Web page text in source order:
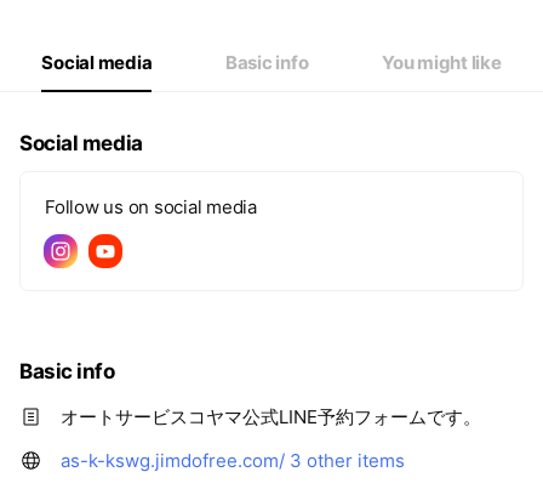
Social media Basic info You might like
Social media
Follow us on social media
Basic info
オートサービスコヤマ公式LINE予約フォームです。
as-k-kswg.jimdofree.com/ 3 other items